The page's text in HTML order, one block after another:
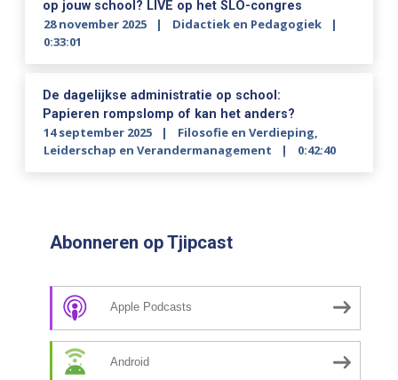
op jouw school? LIVE op het SLO-congres
28 november 2025
Didactiek en Pedagogiek
0:33:01
De dagelijkse administratie op school:
Papieren rompslomp of kan het anders?
14 september 2025 Filosofie en Verdieping,
Leiderschap en Verandermanagement
0:42:40
Abonneren op Tjipcast
Apple Podcasts
Android